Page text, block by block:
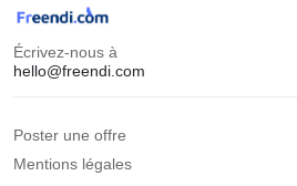
Écrivez-nous à
hello@freendi.com
Poster une offre
Mentions légales